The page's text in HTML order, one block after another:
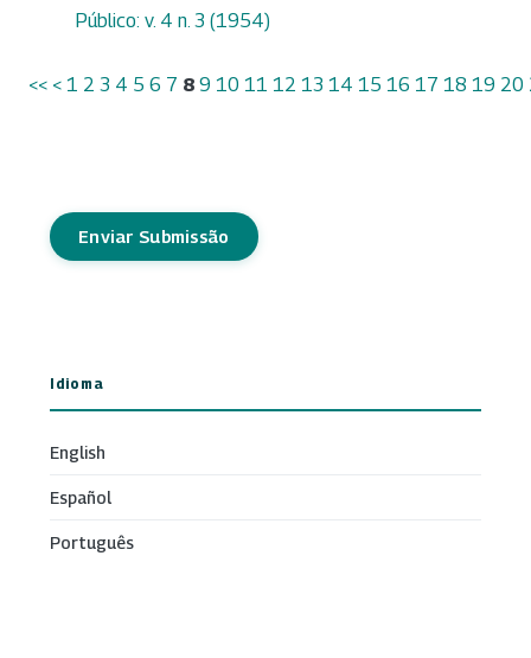
Público: v. 4 n. 3 (1954)
<< < 1 2 3 4 5 6 7 8 9 10 11 12 13 14 15 16 17 18 19 20
Enviar Submissão
Idioma
English
Español
Português